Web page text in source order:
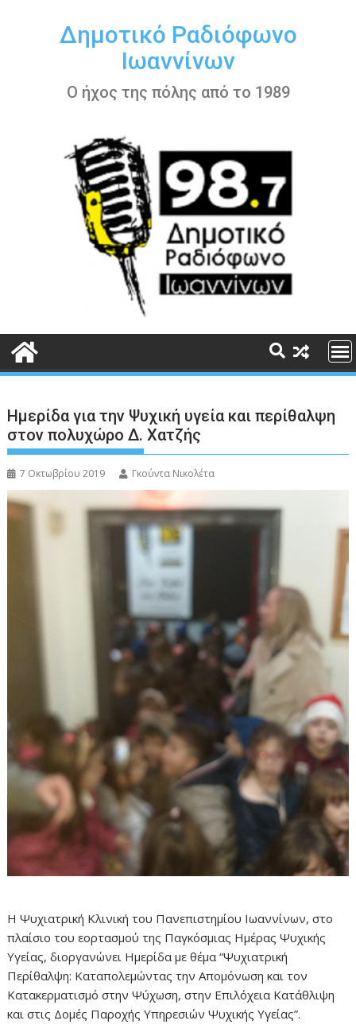
περιεχόμενοΔημοτικό Ραδιόφωνο
Ιωαννίνων
Ο ήχος της πόλης από το 1989
Ημερίδα για την Ψυχική υγεία και περίθαλψη
στον πολυχώρο Δ. Χατζής
7 Οκτωβρίου 2019 Γκούντα Νικολέτα
Η Ψυχιατρική Κλινική του Πανεπιστημίου Ιωαννίνων, στο
πλαίσιο του εορτασμού της Παγκόσμιας Ημέρας Ψυχικής
Υγείας, διοργανώνει Ημερίδα με θέμα “Ψυχιατρική
Περίθαλψη: Καταπολεμώντας την Απομόνωση και τον
Κατακερματισμό στην Ψύχωση, στην Επιλόχεια Κατάθλιψη
και στις Δομές Παροχής Υπηρεσιών Ψυχικής Υγείας”.